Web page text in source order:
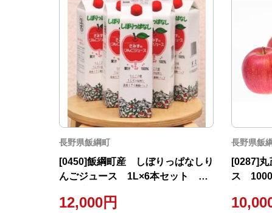
長野県飯綱町
[0450]飯綱町産 しぼりっぱなしり
んごジュース 1L×6本セット 特
12,000円
長野県飯
[0287]丸
ス